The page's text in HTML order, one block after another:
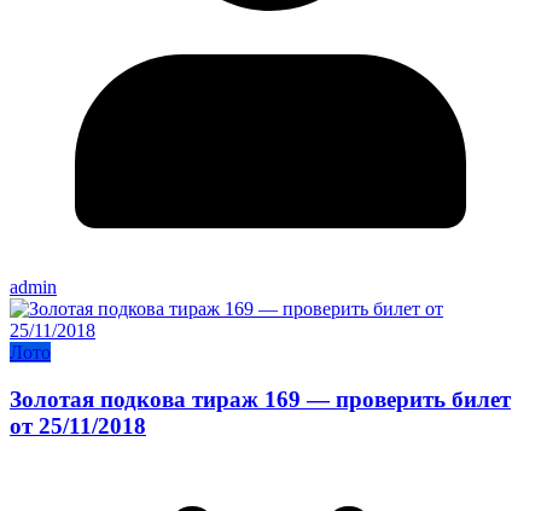
admin
Лото
Золотая подкова тираж 169 — проверить билет
от 25/11/2018